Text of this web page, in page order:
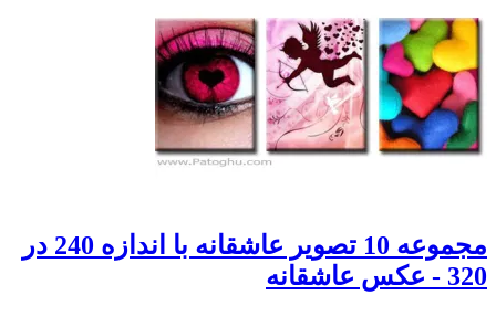
مجموعه 10 تصویر عاشقانه با اندازه 240 در
320 - عکس عاشقانه